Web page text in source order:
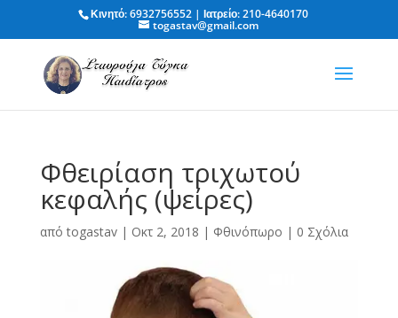
Κινητό: 6932756552 | Ιατρείο: 210-4640170
togastav@gmail.com
Φθειρίαση τριχωτού
κεφαλής (ψείρες)
απόtogastav| Οκτ 2, 2018 | Φθινόπωρο | 0 Σχόλια